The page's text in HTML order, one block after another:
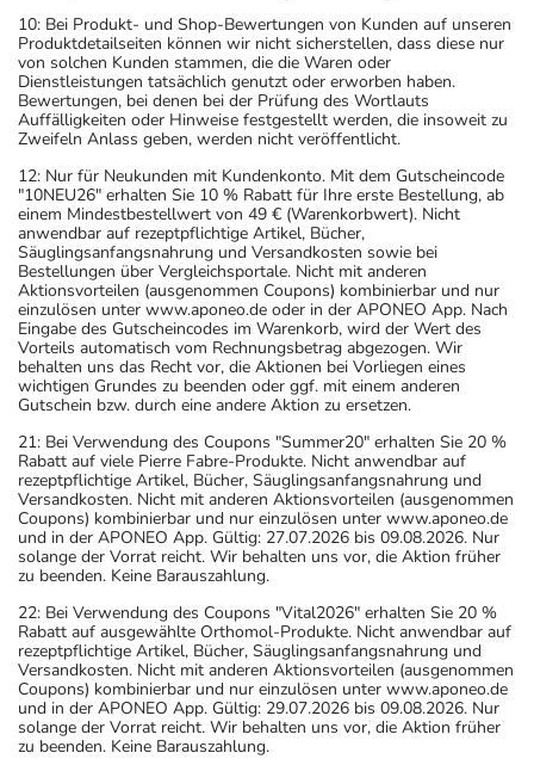
10: Bei Produkt- und Shop-Bewertungen von Kunden auf unseren
Produktdetailseiten können wir nicht sicherstellen, dass diese nur
von solchen Kunden stammen, die die Waren oder
Dienstleistungen tatsächlich genutzt oder erworben haben.
Bewertungen, bei denen bei der Prüfung des Wortlauts
Auffälligkeiten oder Hinweise festgestellt werden, die insoweit zu
Zweifeln Anlass geben, werden nicht veröffentlicht.
12: Nur für Neukunden mit Kundenkonto. Mit dem Gutscheincode
"10NEU26" erhalten Sie 10 % Rabatt für Ihre erste Bestellung, ab
einem Mindestbestellwert von 49 € (Warenkorbwert). Nicht
anwendbar auf rezeptpflichtige Artikel, Bücher,
Säuglingsanfangsnahrung und Versandkosten sowie bei
Bestellungen über Vergleichsportale. Nicht mit anderen
Aktionsvorteilen (ausgenommen Coupons) kombinierbar und nur
einzulösen unter www.aponeo.de oder in der APONEO App. Nach
Eingabe des Gutscheincodes im Warenkorb, wird der Wert des
Vorteils automatisch vom Rechnungsbetrag abgezogen. Wir
behalten uns das Recht vor, die Aktionen bei Vorliegen eines
wichtigen Grundes zu beenden oder ggf. mit einem anderen
Gutschein bzw. durch eine andere Aktion zu ersetzen.
21: Bei Verwendung des Coupons "Summer20" erhalten Sie 20 %
Rabatt auf viele Pierre Fabre-Produkte. Nicht anwendbar auf
rezeptpflichtige Artikel, Bücher, Säuglingsanfangsnahrung und
Versandkosten. Nicht mit anderen Aktionsvorteilen (ausgenommen
Coupons) kombinierbar und nur einzulösen unter www.aponeo.de
und in der APONEO App. Gültig: 27.07.2026 bis 09.08.2026. Nur
solange der Vorrat reicht. Wir behalten uns vor, die Aktion früher
zu beenden. Keine Barauszahlung.
22: Bei Verwendung des Coupons "Vital2026" erhalten Sie 20 %
Rabatt auf ausgewählte Orthomol-Produkte. Nicht anwendbar auf
rezeptpflichtige Artikel, Bücher, Säuglingsanfangsnahrung und
Versandkosten. Nicht mit anderen Aktionsvorteilen (ausgenommen
Coupons) kombinierbar und nur einzulösen unter www.aponeo.de
und in der APONEO App. Gültig: 29.07.2026 bis 09.08.2026. Nur
solange der Vorrat reicht. Wir behalten uns vor, die Aktion früher
zu beenden. Keine Barauszahlung.